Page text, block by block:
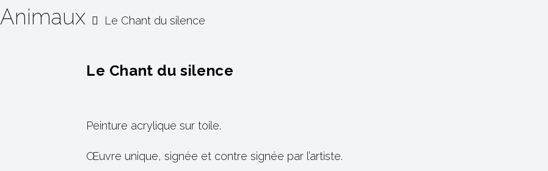
Animaux Le Chant du silence
Le Chant du silence
Peinture acrylique sur toile.
Œuvre unique, signée et contre signée par l’artiste.